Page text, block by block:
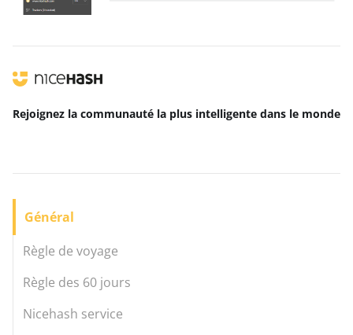
Rejoignez la communauté la plus intelligente dans le monde
Général
Règle de voyage
Règle des 60 jours
Nicehash service